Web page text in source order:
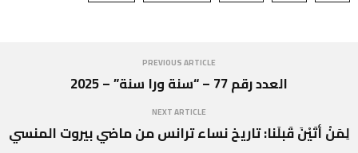
PREVIOUS ARTICLE
العدد رقم 77 – “سنة ورا سنة” – 2025
NEXT ARTICLE
لِمَنْ أتَيْنَ قَبلَنا: تاريخ نساء ترانس من ماضي بيروت المنسي